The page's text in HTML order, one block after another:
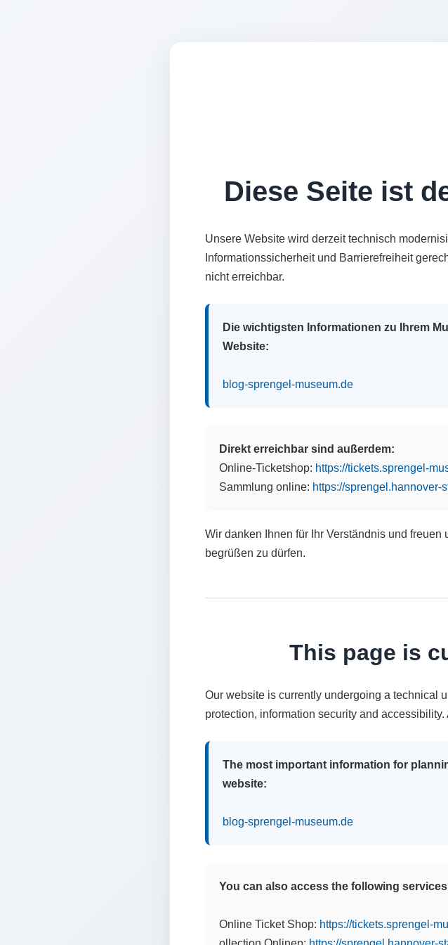
Diese Seite ist
Unsere Website wird derzeit technisch
Informationssicherheit und Barrierefreiheit
nicht erreichbar.
Die wichtigsten Informationen zu Ihrem
Website:
blog-sprengel-museum.de
Direkt erreichbar sind außerdem:
Online-Ticketshop: https://tickets.sprengel-
Sammlung online: https://sprengel.hannover-
Wir danken Ihnen für Ihr Verständnis und
begrüßen zu dürfen.
This page is
Our website is currently undergoing a technical
protection, information security and
The most important information for
website:
blog-sprengel-museum.de
You can also access the following
Online Ticket Shop: https://tickets.sprengel-